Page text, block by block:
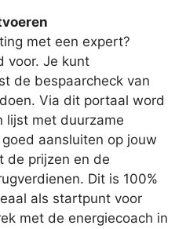
met een expert?
voor. Je kunt
de bespaarcheck van
Via dit portaal word
lijst met duurzame
aansluiten op jouw
de prijzen en de
Dit is 100%
als startpunt voor
met de energiecoach in